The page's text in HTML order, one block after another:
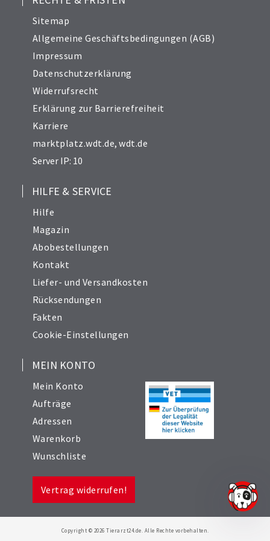
Sitemap
Allgemeine Geschäftsbedingungen (AGB)
Impressum
Datenschutzerklärung
Widerrufsrecht
Erklärung zur Barrierefreiheit
Karriere
marktplatz.wdt.de,wdt.de
Server IP: 10
HILFE & SERVICE
Hilfe
Magazin
Abobestellungen
Kontakt
Liefer- und Versandkosten
Rücksendungen
Fakten
Cookie-Einstellungen
MEIN KONTO
Mein Konto
Aufträge
Adressen
Warenkorb
Wunschliste
Vertrag widerrufen!
Copyright © 2026 Tierarzt24.de. Alle Rechte vorbehalten.